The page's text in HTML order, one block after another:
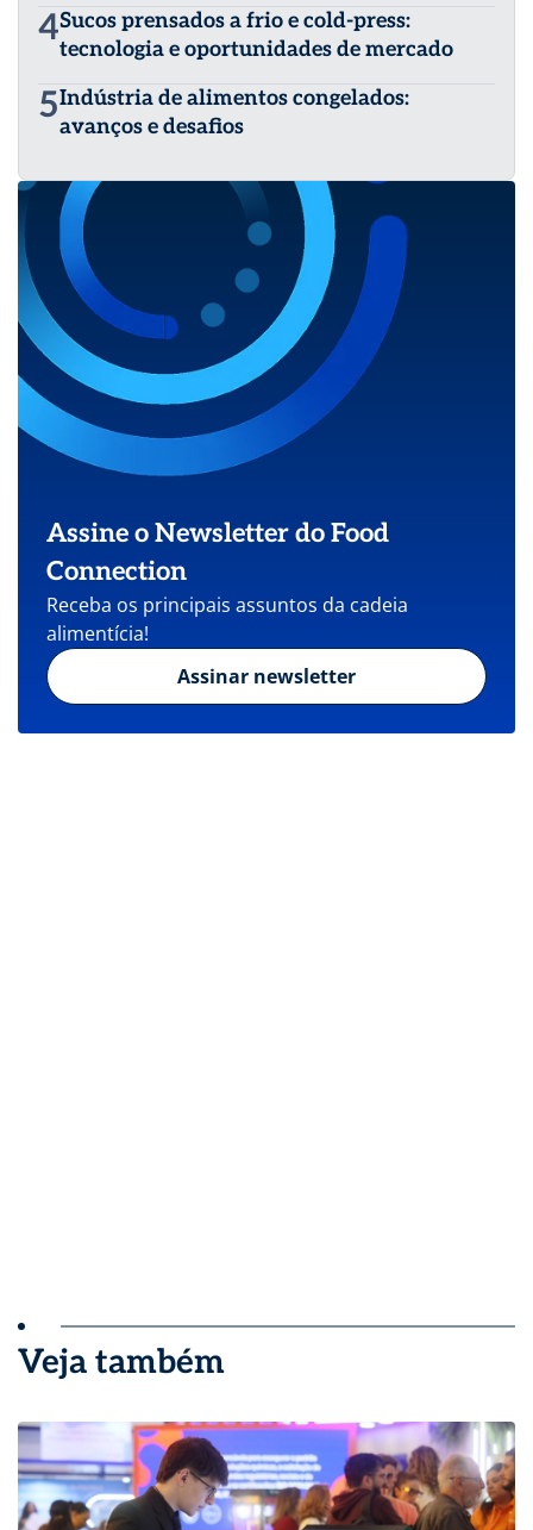
4Sucos prensados a frio e cold-press:
tecnologia e oportunidades de mercado
5Indústria de alimentos congelados:
avanços e desafios
Assine o Newsletter do Food
Connection
Receba os principais assuntos da cadeia
alimentícia!
Assinar newsletter
Veja também